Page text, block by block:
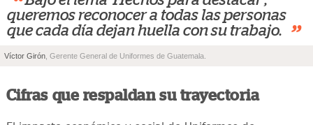
queremos reconocer a todas las personas
que cada día dejan huella con su trabajo.
”
Víctor Girón , Gerente General de Uniformes de Guatemala.
Cifras que respaldan su trayectoria